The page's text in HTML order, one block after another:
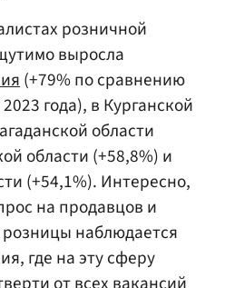
розничной
выросла
(+79% по сравнению
года), в Курганской
области
области (+58,8%) и
(+54,1%). Интересно,
на продавцов и
наблюдается
где на эту сферу